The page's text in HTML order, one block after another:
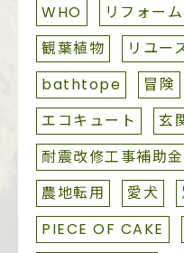
WHO
リフォー
観葉植物
リユー
bathtope
冒険
エコキュート
玄
耐震改修工事補助金
農地転用
愛犬
PIECE OF CAKE